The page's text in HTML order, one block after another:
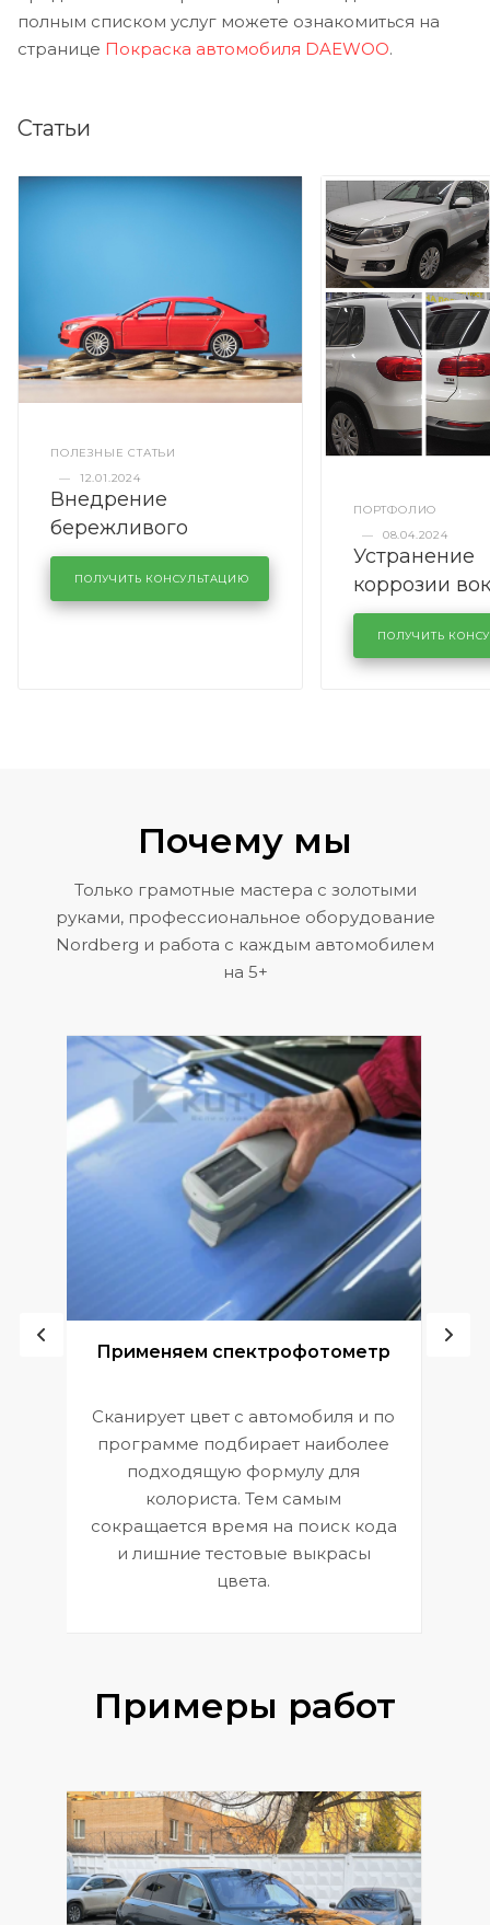
полным списком услуг можете ознакомиться на
странице Покраска автомобиля DAEWOO.
Статьи
ПОЛЕЗНЫЕ СТАТЬИ
—
12.01.2024
Внедрение
бережливого
производства в
кузовном сервисе
KUTUZOVV
ПОЛУЧИТЬ КОНСУЛЬТАЦИЮ
ПОРТФОЛИО
—
08.04.2024
Устранение
коррозии
лобового
районе
Volkswagen
ПОЛУЧИТЬ
Почему мы
Только грамотные мастера с золотыми
руками, профессиональное оборудование
Nordberg и работа с каждым автомобилем
на 5+
Применяем спектрофотометр
Сканирует цвет с автомобиля и по
программе подбирает наиболее
подходящую формулу для
колориста. Тем самым
сокращается время на поиск кода
и лишние тестовые выкрасы
цвета.
Примеры работ